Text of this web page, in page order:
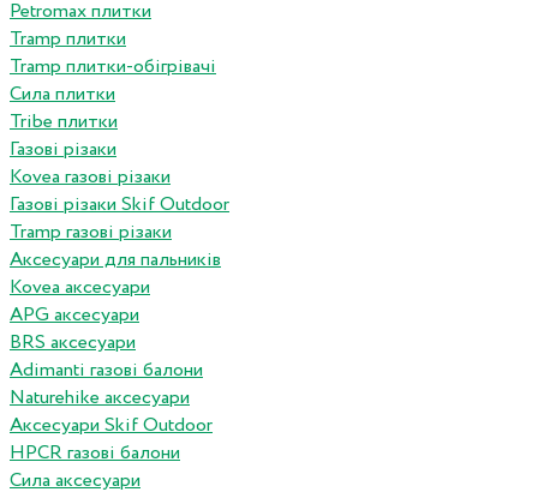
Petromax плитки
Tramp плитки
Tramp плитки-обігрівачі
Сила плитки
Tribe плитки
Газові різаки
Kovea газові різаки
Газові різаки Skif Outdoor
Tramp газові різаки
Аксесуари для пальників
Kovea аксесуари
APG аксесуари
BRS аксесуари
Adimanti газові балони
Naturehike аксесуари
Аксесуари Skif Outdoor
HPCR газові балони
Сила аксесуари